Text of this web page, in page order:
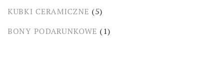
KUBKI CERAMICZNE (5)
BONY PODARUNKOWE (1)